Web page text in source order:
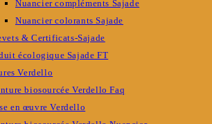
Nuancier compléments Sajade
Nuancier colorants Sajade
& Certificats-Sajade
écologique Sajade FT
Verdello
biosourcée Verdello Faq
en œuvre Verdello